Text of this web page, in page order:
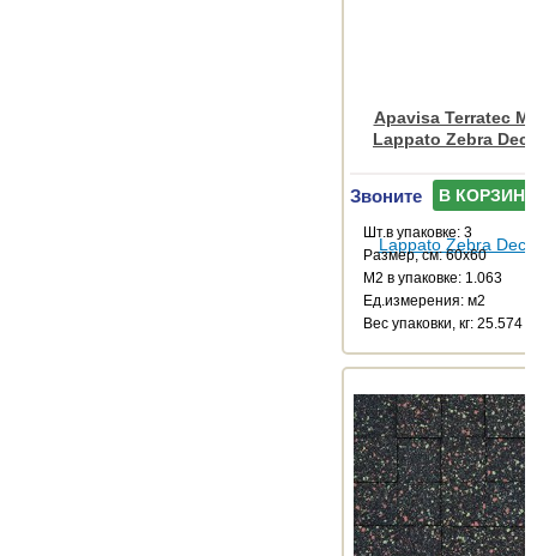
Apavisa Terratec
Lappato Zebra
Звоните В КОРЗИНУ
Шт.в упаковке: 3
Размер, см: 60x60
М2 в упаковке: 1.063
Ед.измерения: м2
Веc упаковки, кг: 25.574